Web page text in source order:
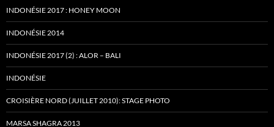
INDONÉSIE 2017 : HONEY MOON
INDONÉSIE 2014
INDONÉSIE 2017 (2) : ALOR – BALI
INDONÉSIE
CROISIÈRE NORD (JUILLET 2010): STAGE PHOTO
MARSA SHAGRA 2013